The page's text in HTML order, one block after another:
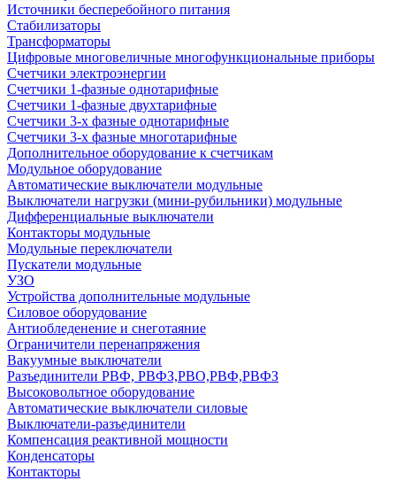
Источники бесперебойного питания
Стабилизаторы
Трансформаторы
Цифровые многовеличные многофункциональные приборы
Счетчики электроэнергии
Счетчики 1-фазные однотарифные
Счетчики 1-фазные двухтарифные
Счетчики 3-х фазные однотарифные
Счетчики 3-х фазные многотарифные
Дополнительное оборудование к счетчикам
Модульное оборудование
Автоматические выключатели модульные
Выключатели нагрузки (мини-рубильники) модульные
Дифференциальные выключатели
Контакторы модульные
Модульные переключатели
Пускатели модульные
УЗО
Устройства дополнительные модульные
Силовое оборудование
Антиобледенение и снеготаяние
Ограничители перенапряжения
Вакуумные выключатели
Разъединители РВФ, РВФЗ,РВО,РВФ,РВФЗ
Высоковольтное оборудование
Автоматические выключатели cиловые
Выключатели-разъединители
Компенсация реактивной мощности
Конденсаторы
Контакторы